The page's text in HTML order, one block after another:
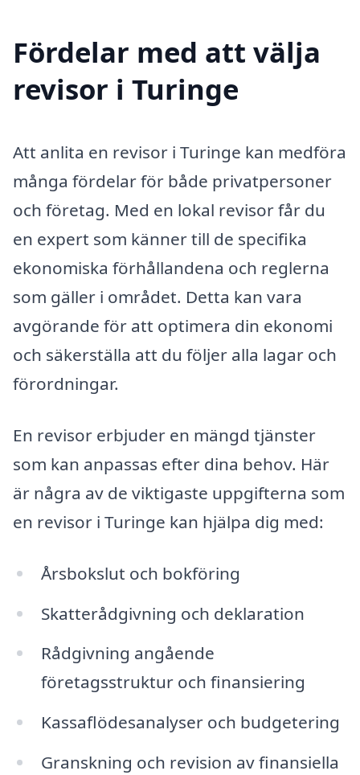
Fördelar med att välja
revisor i Turinge
Att anlita en revisor i Turinge kan medföra
många fördelar för både privatpersoner
och företag. Med en lokal revisor får du
en expert som känner till de specifika
ekonomiska förhållandena och reglerna
som gäller i området. Detta kan vara
avgörande för att optimera din ekonomi
och säkerställa att du följer alla lagar och
förordningar.
En revisor erbjuder en mängd tjänster
som kan anpassas efter dina behov. Här
är några av de viktigaste uppgifterna som
en revisor i Turinge kan hjälpa dig med:
Årsbokslut och bokföring
Skatterådgivning och deklaration
Rådgivning angående
företagsstruktur och finansiering
Kassaflödesanalyser och budgetering
Granskning och revision av finansiella